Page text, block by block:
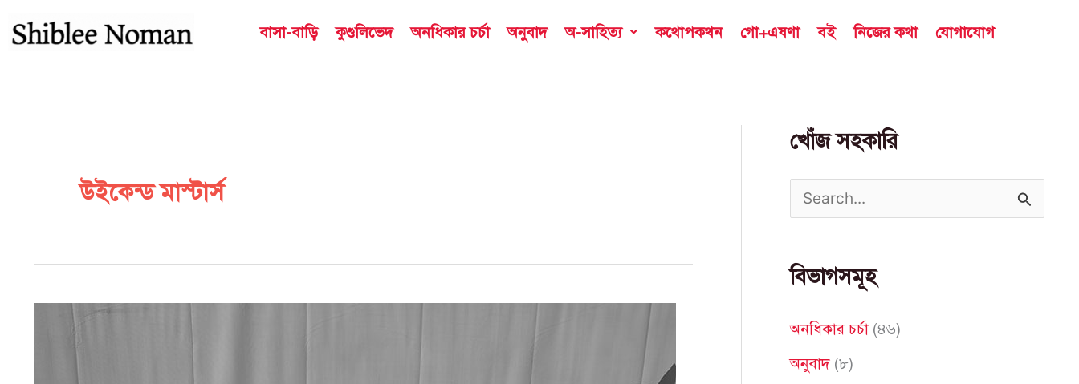
to
বাসা-বাড়ি কুণ্ডলিভেদ অনধিকার চর্চা অনুবাদ অ-সাহিত্য কথোপকথন গো+এষণা বই নিজের কথা যোগাযোগ
উইকেন্ড মাস্টার্স
বাণিজ্যিক
খোঁজ সহকারি
a
c
h
বিভাগসমূহ
অনধিকার চর্চা(৪৬)
অনুবাদ (৮)